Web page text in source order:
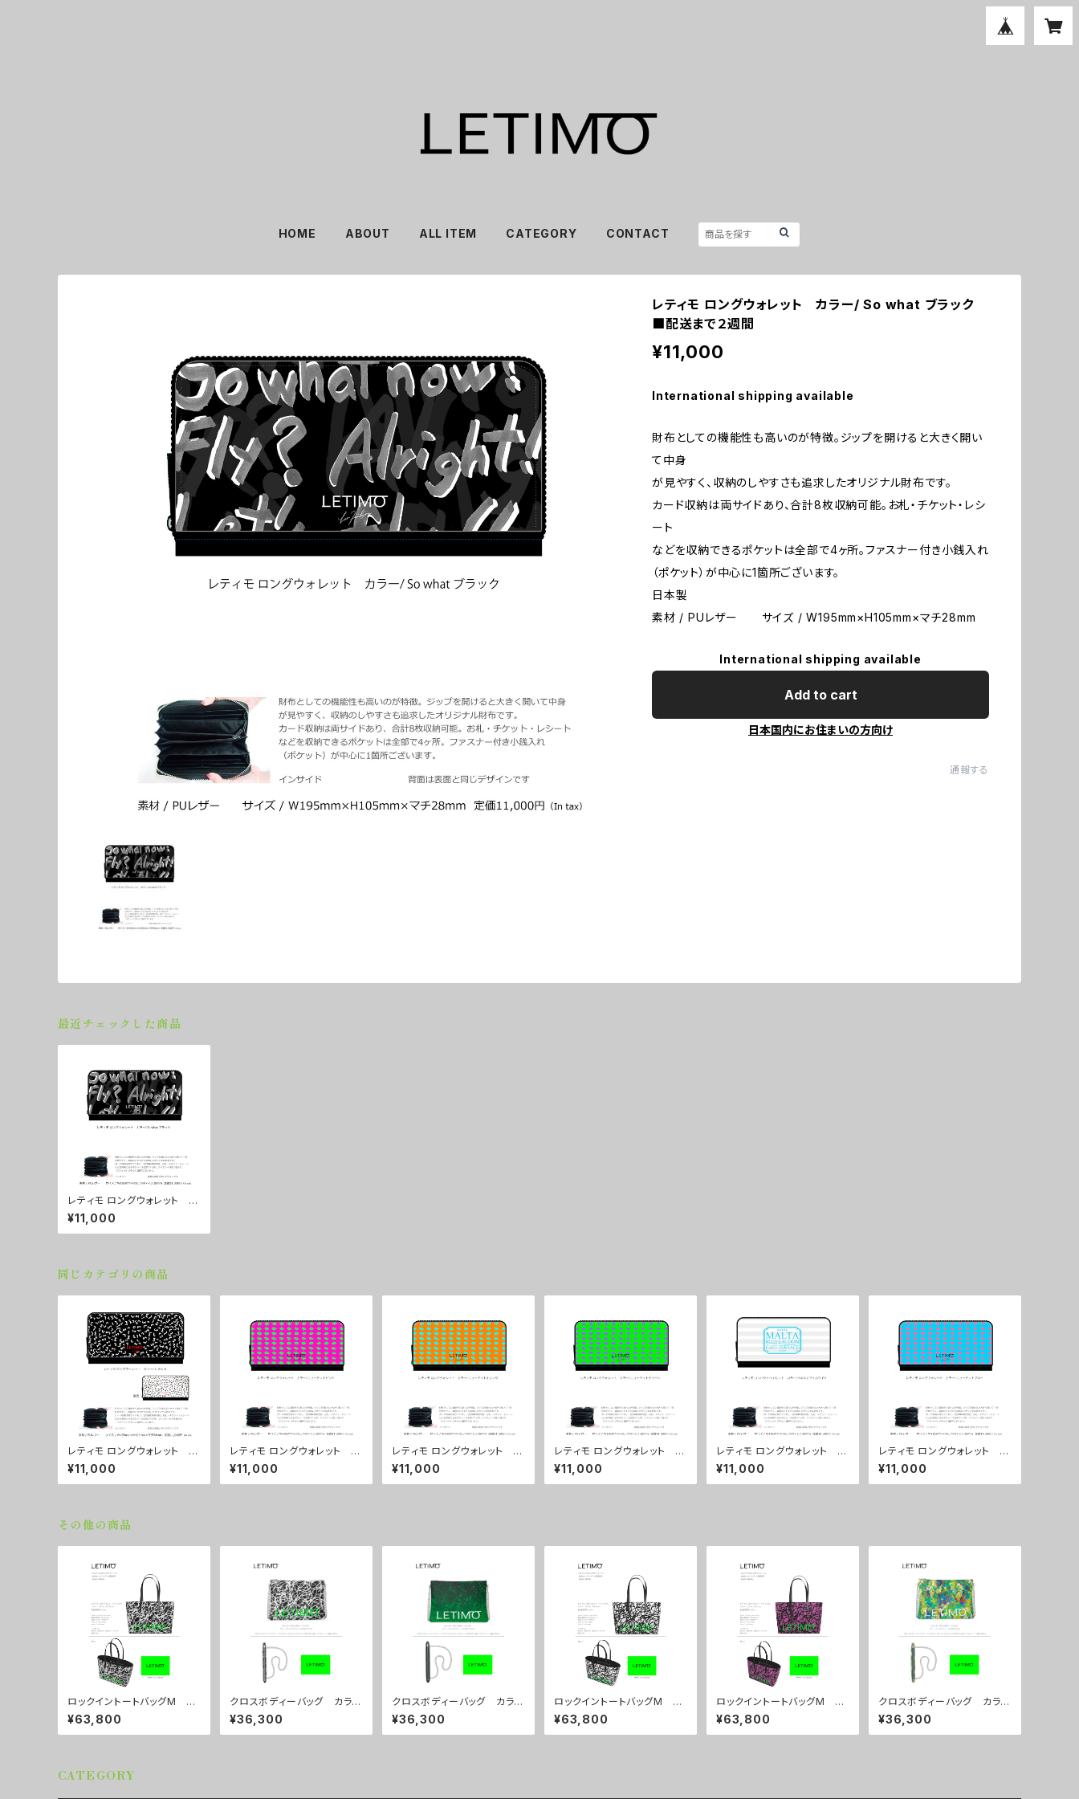
HOME ABOUT ALL ITEM CATEGORY CONTACT
レティモ ロングウォレット カラー/ So what ブラック
■配送まで２週間
¥11,000
International shipping available
財布としての機能性も高いのが特徴。ジップを開けると大きく開い
て中身
が見やすく、収納のしやすさも追求したオリジナル財布です。
カード収納は両サイドあり、合計8枚収納可能。お札・チケット・レシ
ート
などを収納できるポケットは全部で4ヶ所。ファスナー付き小銭入れ
（ポケット）が中心に1箇所ございます。
日本製
素材 / PUレザー サイズ / W195mm×H105mm×マチ28mm
International shipping available
Add to cart
日本国内にお住まいの方向け
通報する
最近チェックした商品
レティモ ロングウォレット カ
ラー/ So what ブラック ■
配送まで２週間
¥11,000
同じカテゴリの商品
レティモ ロングウォレット カ
ラー/しろくろ ■配送まで３
週間
¥11,000
レティモ ロングウォレット カ
ラー/ ニュードットピンク ■
配送まで３週間
¥11,000
レティモ ロングウォレット カ
ラー/ ニュードットオレンジ
■配送まで３週間
¥11,000
レティモ ロングウォレット カ
ラー/ ニュードットグリーン
■配送まで３週間
¥11,000
レティモ ロングウォレット カ
ラー/マルタカフェホワイト
■配送まで３週間
¥11,000
レティモ ロングウォレット カ
ラー/ ニュードットブルー ■
配送まで３週間
¥11,000
その他の商品
ロックイントートバッグM カ
ラー/ブレインズブラック ■
配送まで約１か月
¥63,800
クロスボディーバッグ カラ
ー/ブレインズブラック ■配
送まで約１か月
¥36,300
クロスボディーバッグ カラ
ー/ミストラルグリーン ■配
送まで約１か月
¥36,300
ロックイントートバッグM カ
ラー/ブレインズホワイト ■
配送まで約１か月
¥63,800
ロックイントートバッグM カ
ラー/ブレインズピンク ■配
送まで約１か月
¥63,800
クロスボディーバッグ カラ
ー/リーフスグリーン ■配送
まで約１か月
¥36,300
CATEGORY